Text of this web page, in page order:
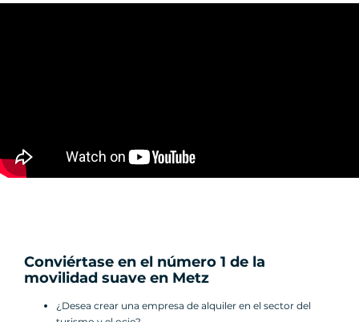
Conviértase en el número 1 de la
movilidad suave en Metz
¿Desea crear una empresa de alquiler en el sector del